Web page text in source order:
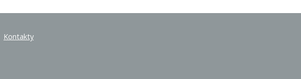
Kontakty